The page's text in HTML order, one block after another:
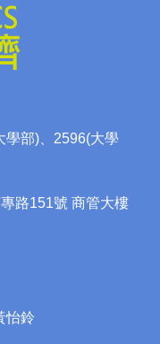
學部)、2596(大學
路151號 商管大樓
怡鈴